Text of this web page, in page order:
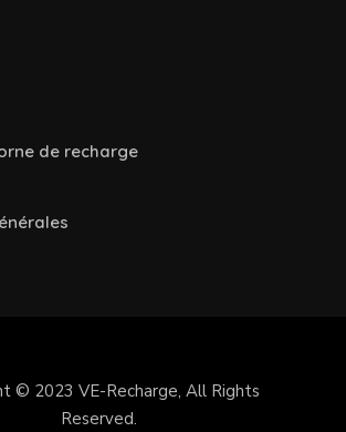
de recharge
© 2023 VE-Recharge, All Rights
Reserved.